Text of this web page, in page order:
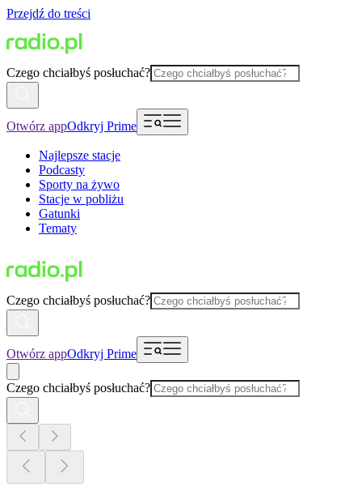
Przejdź do treści
Czego chciałbyś posłuchać?
Otwórz appOdkryj Prime
Najlepsze stacje
Podcasty
Sporty na żywo
Stacje w pobliżu
Gatunki
Tematy
Czego chciałbyś posłuchać?
Otwórz appOdkryj Prime
Czego chciałbyś posłuchać?